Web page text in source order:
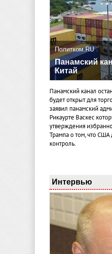
Политком.RU
Панамский
Китай
Панамский канал
будет открыт для
заявил панамский
Рикаурте Васкес
утверждения
Трампа о том, что США
контроль.
Интервью